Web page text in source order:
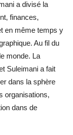
a divisé la
finances,
en même temps y
Au fil du
monde. La
Suleimani a fait
dans la sphère
organisations,
dans de